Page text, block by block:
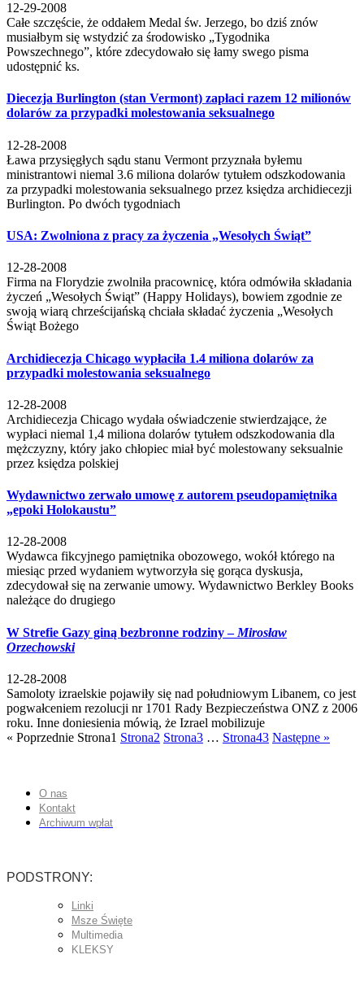
12-29-2008
Całe szczęście, że oddałem Medal św. Jerzego, bo dziś znów
musiałbym się wstydzić za środowisko „Tygodnika
Powszechnego”, które zdecydowało się łamy swego pisma
udostępnić ks.
Diecezja Burlington (stan Vermont) zapłaci razem 12 milionów
dolarów za przypadki molestowania seksualnego
12-28-2008
Ława przysięgłych sądu stanu Vermont przyznała byłemu
ministrantowi niemal 3.6 miliona dolarów tytułem odszkodowania
za przypadki molestowania seksualnego przez księdza archidiecezji
Burlington. Po dwóch tygodniach
USA: Zwolniona z pracy za życzenia „Wesołych Świąt”
12-28-2008
Firma na Florydzie zwolniła pracownicę, która odmówiła składania
życzeń „Wesołych Świąt” (Happy Holidays), bowiem zgodnie ze
swoją wiarą chrześcijańską chciała składać życzenia „Wesołych
Świąt Bożego
Archidiecezja Chicago wypłaciła 1.4 miliona dolarów za
przypadki molestowania seksualnego
12-28-2008
Archidiecezja Chicago wydała oświadczenie stwierdzające, że
wypłaci niemal 1,4 miliona dolarów tytułem odszkodowania dla
mężczyzny, który jako chłopiec miał być molestowany seksualnie
przez księdza polskiej
Wydawnictwo zerwało umowę z autorem pseudopamiętnika
„epoki Holokaustu”
12-28-2008
Wydawca fikcyjnego pamiętnika obozowego, wokół którego na
miesiąc przed wydaniem wytworzyła się gorąca dyskusja,
zdecydował się na zerwanie umowy. Wydawnictwo Berkley Books
należące do drugiego
W Strefie Gazy giną bezbronne rodziny – Mirosław
Orzechowski
12-28-2008
Samoloty izraelskie pojawiły się nad południowym Libanem, co jest
pogwałceniem rezolucji nr 1701 Rady Bezpieczeństwa ONZ z 2006
roku. Inne doniesienia mówią, że Izrael mobilizuje
« Poprzednie Strona1 Strona2 Strona3 … Strona43 Następne »
O nas
Kontakt
Archiwum wpłat
PODSTRONY:
Linki
Msze Święte
Multimedia
KLEKSY